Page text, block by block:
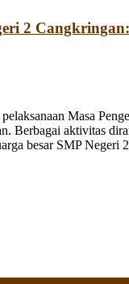
2
Masa
Berbagai aktivitas
besar SMP